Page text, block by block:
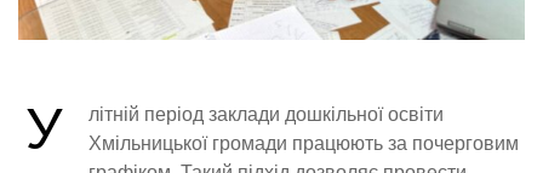
У
літній період заклади дошкільної освіти
Хмільницької громади працюють за почерговим